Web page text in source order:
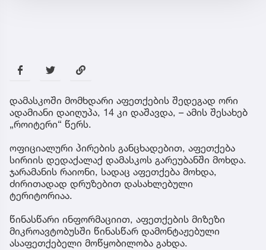
დამასკოში მომხდარი აფეთქების შედეგად ორი
ადამიანი დაიღუპა, 14 კი დაშავდა, – ამის შესახებ
„როიტერი“ წერს.
ოფიციალური პირების განცხადებით, აფეთქება
სირიის დედაქალაქ დამასკოს გარეუბანში მოხდა.
ჯარამანის რაიონი, სადაც აფეთქება მოხდა,
ძირითადად დრუზებით დასახლებული
ტერიტორიაა.
წინასწარი ინფორმაციით, აფეთქების მიზეზი
მიკროავტობუსში წინასწარ დამონტაჟებული
ასაფეთქებელი მოწყობილობა გახდა.